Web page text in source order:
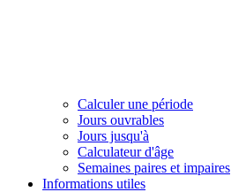
Calculer une période
Jours ouvrables
Jours jusqu'à
Calculateur d'âge
Semaines paires et impaires
Informations utiles